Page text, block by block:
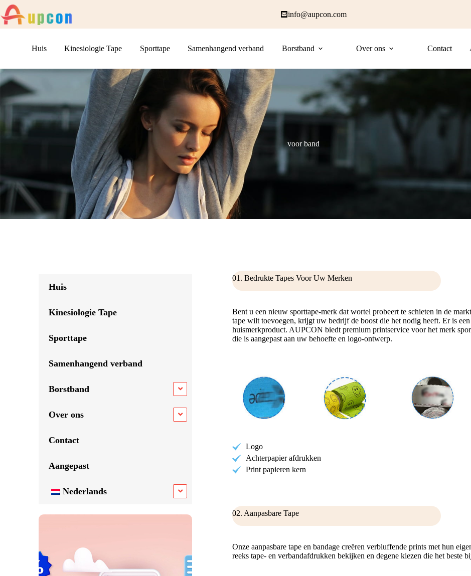
info@aupcon.com
Huis Kinesiologie Tape Sporttape Samenhangend verband Borstband Over ons Contact
voor band
Huis
Kinesiologie Tape
Sporttape
Samenhangend verband
Borstband
Over ons
Contact
Aangepast
Nederlands
01. Bedrukte Tapes Voor Uw Merken
Bent u een nieuw sporttape-merk dat wortel probeert te schieten in de
tape wilt toevoegen, krijgt uw bedrijf de boost die het nodig heeft. Er is
huismerkproduct. AUPCON biedt premium printservice voor het merk
die is aangepast aan uw behoefte en logo-ontwerp.
Logo
Achterpapier afdrukken
Print papieren kern
02. Aanpasbare Tape
Onze aanpasbare tape en bandage creëren verbluffende prints met hun
reeks tape- en verbandafdrukken bekijken en degene kiezen die het beste